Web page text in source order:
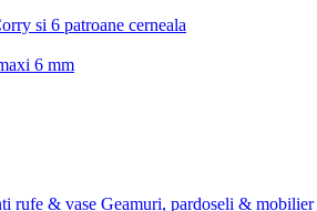
si 6 patroane cerneala
6 mm
rufe & vase Geamuri, pardoseli & mobilier